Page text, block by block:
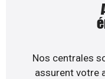
Nos centrales
assurent votre